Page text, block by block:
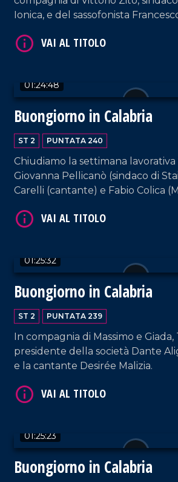
Ionica, e del sassofonista
01:24:48
Buongiorno in Calabria
ST 2 PUNTATA 240
Chiudiamo la settimana lavorativa
Giovanna Pellicanò (sindaco di
Carelli (cantante) e Fabio Colica
da non perdere.
01:25:32
Buongiorno in Calabria
ST 2 PUNTATA 239
In compagnia di Massimo e
presidente della società Dante
e la cantante Desirée Malizia.
01:25:23
Buongiorno in Calabria
VAI AL TITOLO
VAI AL TITOLO